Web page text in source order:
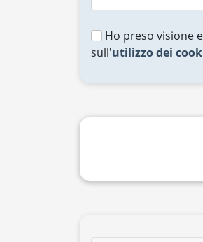
Ho preso visione
sull'utilizzo dei